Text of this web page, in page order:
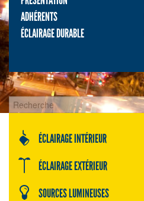
ADHÉRENTS
ÉCLAIRAGE DURABLE
ÉCLAIRAGE INTÉRIEUR
ÉCLAIRAGE EXTÉRIEUR
SOURCES LUMINEUSES